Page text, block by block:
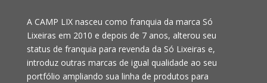
A CAMP LIX nasceu como franquia da marca Só
Lixeiras em 2010 e depois de 7 anos, alterou seu
status de franquia para revenda da Só Lixeiras e,
introduz outras marcas de igual qualidade ao seu
portfólio ampliando sua linha de produtos para